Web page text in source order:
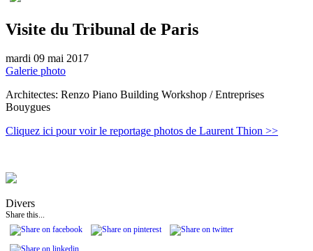
Visite du Tribunal de Paris
mardi 09 mai 2017
Galerie photo
Architectes: Renzo Piano Building Workshop / Entreprises
Bouygues
Cliquez ici pour voir le reportage photos de Laurent Thion >>
Divers
Share this...